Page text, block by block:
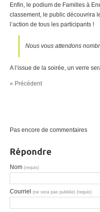
Enfin, le podium de Familles à
classement, le public découvrira
l’action de tous les participants !
Nous vous attendons
A l’issue de la soirée, un verre
« Précédent
Pas encore de commentaires
Répondre
Nom (requis)
Courriel (ne sera pas publiée) (requis)